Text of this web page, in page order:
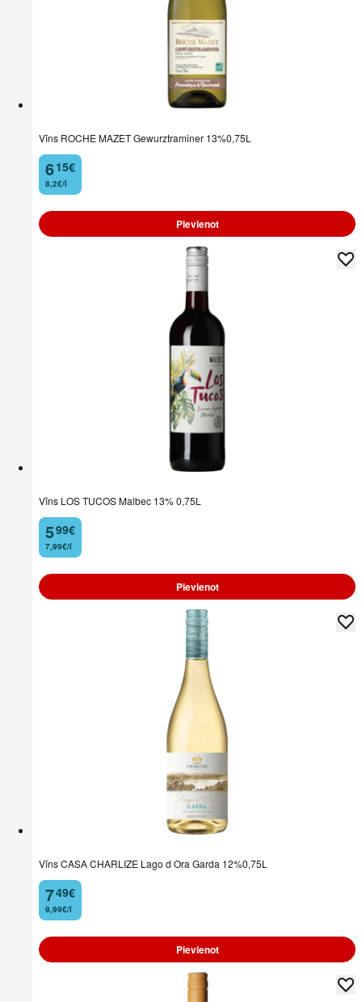
Vīns ROCHE MAZET Gewurztraminer 13%0,75L
6
. 15€
8,2€/l
Pievienot
Vīns LOS TUCOS Malbec 13% 0,75L
5
. 99€
7,99€/l
Pievienot
Vīns CASA CHARLIZE Lago d Ora Garda 12%0,75L
7
. 49€
9,99€/l
Pievienot